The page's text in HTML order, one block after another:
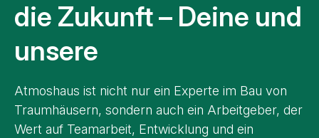
die Zukunft – Deine und
unsere
Atmoshaus ist nicht nur ein Experte im Bau von
Traumhäusern, sondern auch ein Arbeitgeber, der
Wert auf Teamarbeit, Entwicklung und ein